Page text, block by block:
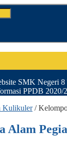
SMK Negeri 8
PPDB 2020/
Kulikuler/
Alam